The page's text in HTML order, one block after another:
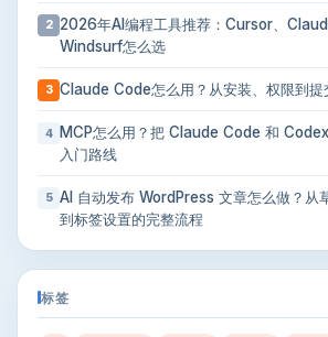
2 2026年AI编程工具推荐：Cursor、
Windsurf怎么选
3 Claude Code怎么用？从安装、权限到提
4
MCP怎么用？把 Claude Code 和
入门路线
5 AI 自动发布 WordPress 文章怎么做？从
到标签设置的完整流程
标签